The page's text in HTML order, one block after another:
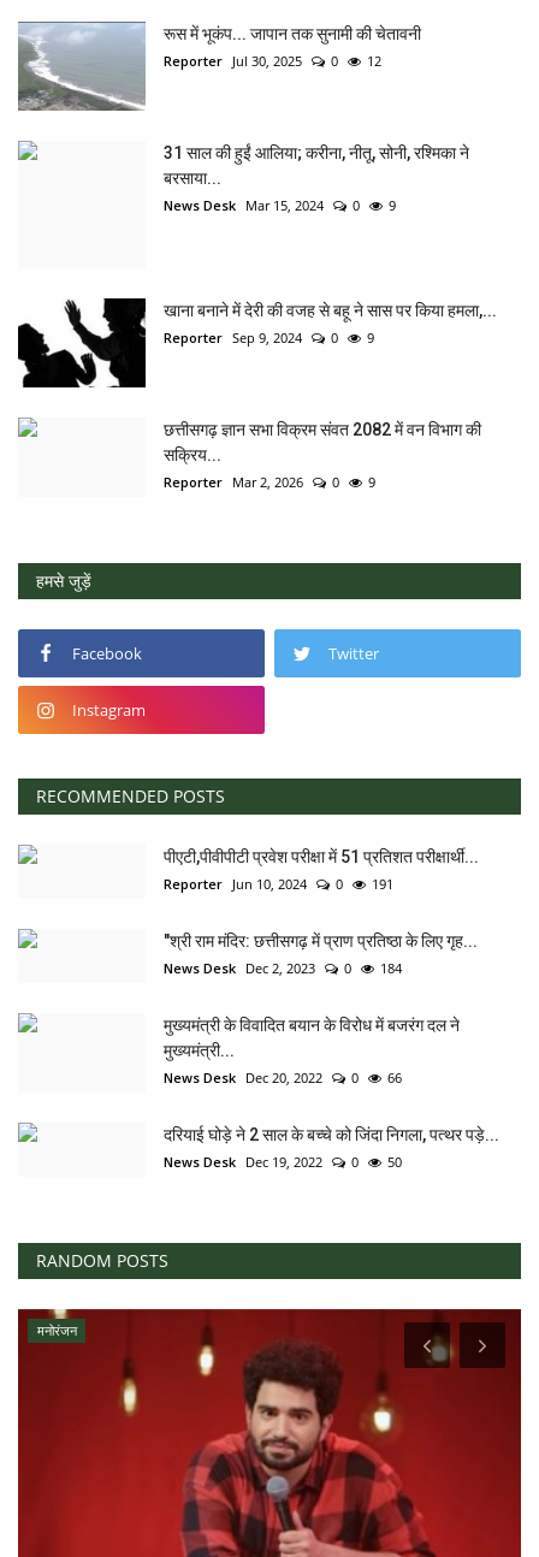
रूस में भूकंप... जापान तक सुनामी की चेतावनी
Reporter Jul 30, 2025 0 12
31 साल की हुईं आलिया; करीना, नीतू, सोनी, रश्मिका ने
बरसाया...
News Desk Mar 15, 2024 0 9
खाना बनाने में देरी की वजह से बहू ने सास पर किया हमला,...
Reporter Sep 9, 2024 0 9
छत्तीसगढ़ ज्ञान सभा विक्रम संवत 2082 में वन विभाग की
सक्रिय...
Reporter Mar 2, 2026 0 9
हमसे जुड़ें
Facebook Twitter
Instagram
RECOMMENDED POSTS
पीएटी,पीवीपीटी प्रवेश परीक्षा में 51 प्रतिशत परीक्षार्थी...
Reporter Jun 10, 2024 0 191
"श्री राम मंदिर: छत्तीसगढ़ में प्राण प्रतिष्ठा के लिए गृह...
News Desk Dec 2, 2023 0 184
मुख्यमंत्री के विवादित बयान के विरोध में बजरंग दल ने
मुख्यमंत्री...
News Desk Dec 20, 2022 0 66
दरियाई घोड़े ने 2 साल के बच्चे को जिंदा निगला, पत्थर पड़े...
News Desk Dec 19, 2022 0 50
RANDOM POSTS
मनोरंजन